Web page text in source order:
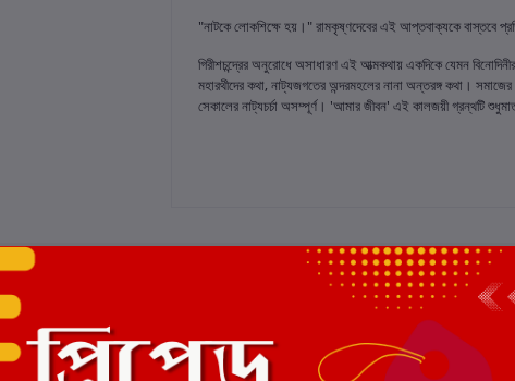
"নাটকে লোকশিক্ষে হয়।" রামকৃষ্ণদেবের এই আপ্তবাক্যকে বাস্তবে
গিরীশচন্দ্রের অনুরোধে অসাধারণ এই আত্মকথায় একদিকে যেমন
মহারথীদের কথা, নাট্যজগতের অন্দরমহলের নানা অন্তরঙ্গ কথা। সমাজের
সেকালের নাট্যচর্চা অসম্পূর্ণ। 'আমার জীবন' এই কালজয়ী গ্রন্থটি
ও রেটিং